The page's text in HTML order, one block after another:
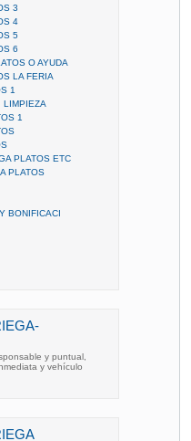
3
4
5
6
O AYUDA
LA FERIA
1
LIMPIEZA
1
PLATOS ETC
PLATOS
BONIFICACI
y puntual,
y vehículo